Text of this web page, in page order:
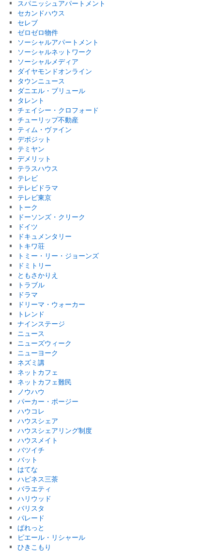
スパニッシュアパートメント
セカンドハウス
セレブ
ゼロゼロ物件
ソーシャルアパートメント
ソーシャルネットワーク
ソーシャルメディア
ダイヤモンドオンライン
タウンニュース
ダニエル・ブリュール
タレント
チェイシー・クロフォード
チューリップ不動産
ティム・ヴァイン
デポジット
テミヤン
デメリット
テラスハウス
テレビ
テレビドラマ
テレビ東京
トーク
ドーソンズ・クリーク
ドイツ
ドキュメンタリー
トキワ荘
トミー・リー・ジョーンズ
ドミトリー
ともさかりえ
トラブル
ドラマ
ドリーマ・ウォーカー
トレンド
ナインステージ
ニュース
ニューズウィーク
ニューヨーク
ネズミ講
ネットカフェ
ネットカフェ難民
ノウハウ
パーカー・ポージー
ハウコレ
ハウスシェア
ハウスシェアリング制度
ハウスメイト
バツイチ
バット
はてな
ハピネス三茶
バラエティ
ハリウッド
バリスタ
パレード
ぱれっと
ピエール・リシャール
ひきこもり